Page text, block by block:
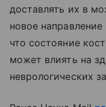
доставлять их в
новое
что состояние
может влиять на
неврологических